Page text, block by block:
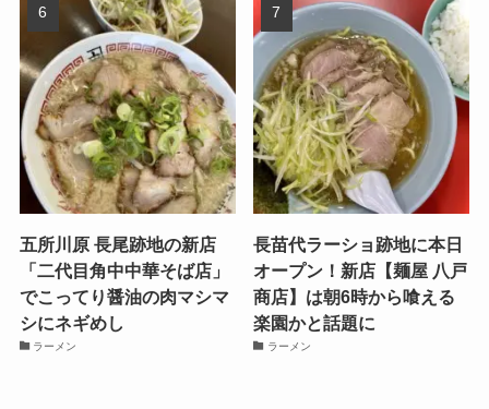
五所川原 長尾跡地の新店
「二代目角中中華そば店」
でこってり醤油の肉マシマ
シにネギめし
ラーメン
長苗代ラーショ跡地に本日
オープン！新店【麺屋 八戸
商店】は朝6時から喰える
楽園かと話題に
ラーメン